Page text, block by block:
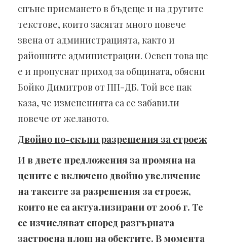
спъне приемането в бъдеще и на другите
текстове, които засягат много повече
звена от администрацията, както и
районните администрации. Освен това ще
е и пропуснат приход за общината, обясни
Бойко Димитров от ПП-ДБ. Той все пак
каза, че измененията са се забавили
повече от желаното.
Двойно по-скъпи разрешения за строеж
И в двете предложения за промяна на
цените е включено двойно увеличение
на таксите за разрешения за строеж,
които не са актуализирани от 2006 г. Те
се изчисляват според разгърната
застроена площ на обектите. В момента